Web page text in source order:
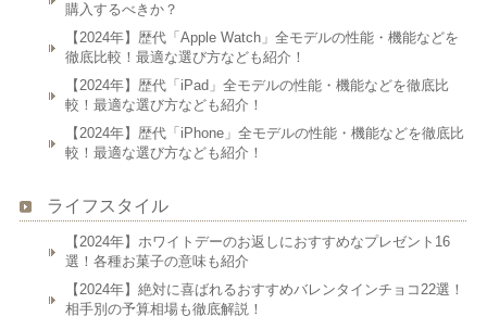
購入するべきか？
【2024年】歴代「Apple Watch」全モデルの性能・機能などを
徹底比較！最適な選び方なども紹介！
【2024年】歴代「iPad」全モデルの性能・機能などを徹底比
較！最適な選び方なども紹介！
【2024年】歴代「iPhone」全モデルの性能・機能などを徹底比
較！最適な選び方なども紹介！
ライフスタイル
【2024年】ホワイトデーのお返しにおすすめなプレゼント16
選！各種お菓子の意味も紹介
【2024年】絶対に喜ばれるおすすめバレンタインチョコ22選！
相手別の予算相場も徹底解説！